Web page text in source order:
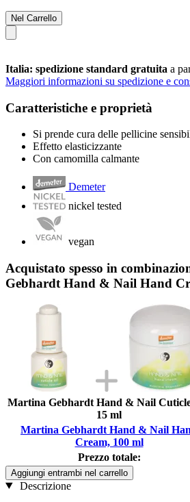
Nel Carrello
Italia: spedizione standard gratuita a
Maggiori informazioni su spedizione e
Caratteristiche e proprietà
Si prende cura delle pellicine
Effetto elasticizzante
Con camomilla calmante
Demeter
nickel tested
vegan
Acquistato spesso in
Gebhardt Hand & Nail Hand
Martina Gebhardt Hand & Nail
15 ml
Martina Gebhardt Hand & Nail
Cream, 100 ml
Prezzo totale:
Aggiungi entrambi nel carrello
Descrizione